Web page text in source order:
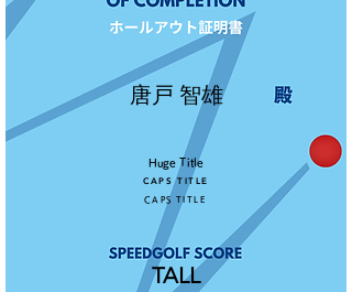
CAPS TITLE
TALL
唐戸 智雄
CAPS TITLE
Huge Title